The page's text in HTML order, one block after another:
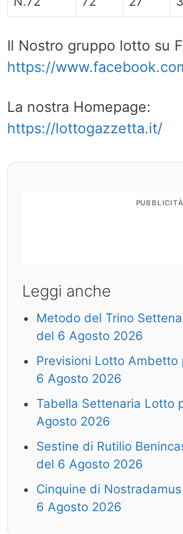
Il Nostro gruppo lotto su
https://
La nostra Homepage:
https://lottogazzetta.it/
PUBBLICITÀ
Leggi anche
Metodo del Trino
del 6 Agosto 2026
Previsioni Lotto Ambetto
6 Agosto 2026
Tabella Settenaria Lotto
Agosto 2026
Sestine di Rutilio
del 6 Agosto 2026
Cinquine di
6 Agosto 2026